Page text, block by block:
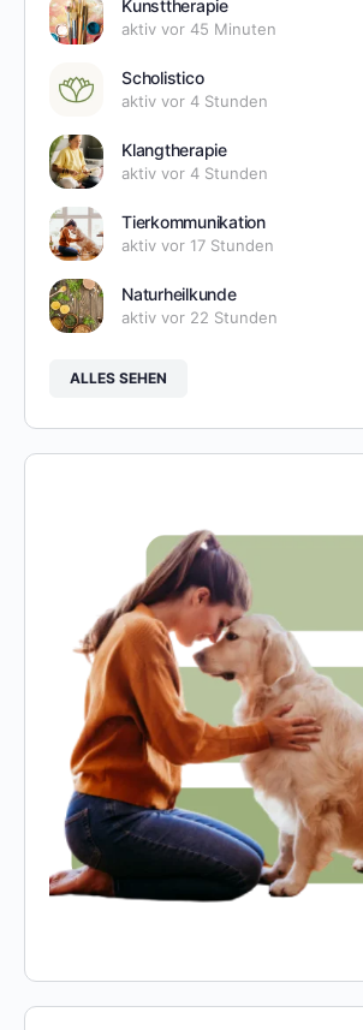
Kunsttherapie
aktiv vor 45 Minuten
Scholistico
aktiv vor 4 Stunden
Klangtherapie
aktiv vor 4 Stunden
Tierkommunikation
aktiv vor 17 Stunden
Naturheilkunde
aktiv vor 22 Stunden
ALLES SEHEN